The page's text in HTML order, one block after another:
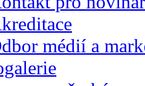
médií a